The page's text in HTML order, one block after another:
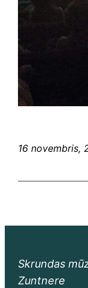
16 novembris,
Skrundas
Zuntnere